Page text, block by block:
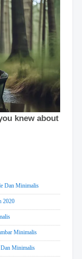
Dan Minimalis
2020
Minimalis
Minimalis